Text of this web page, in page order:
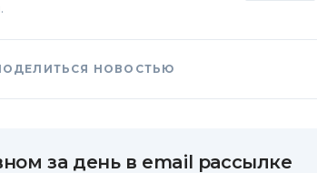
НОВОСТЬЮ
за день в email рассылке